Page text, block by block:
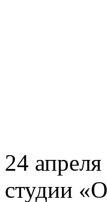
24
студии